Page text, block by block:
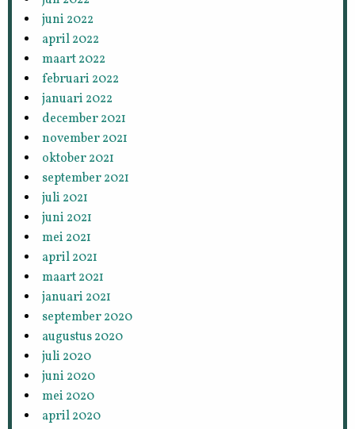
juni 2022
april 2022
maart 2022
februari 2022
januari 2022
december 2021
november 2021
oktober 2021
september 2021
juli 2021
juni 2021
mei 2021
april 2021
maart 2021
januari 2021
september 2020
augustus 2020
juli 2020
juni 2020
mei 2020
april 2020